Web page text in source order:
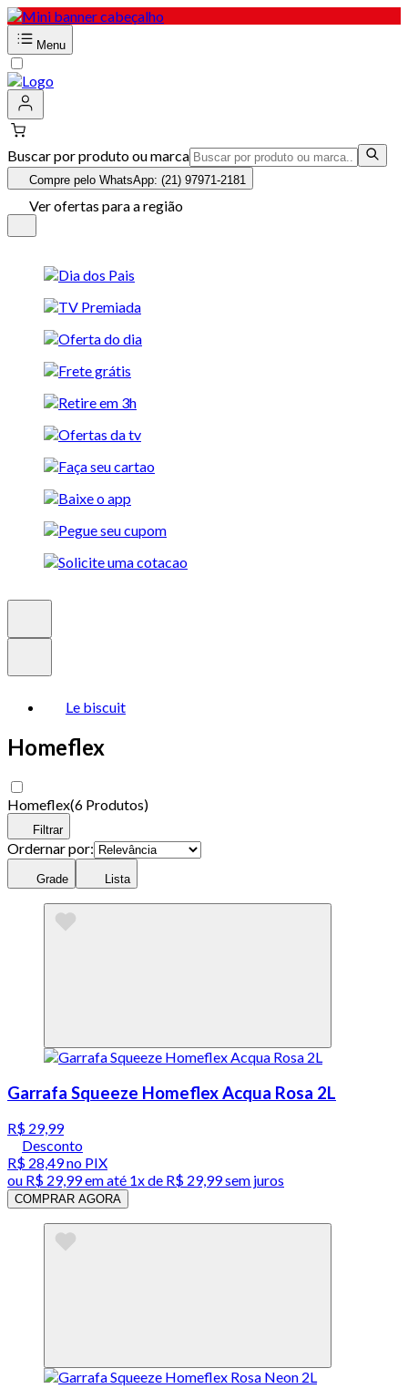
Menu
Buscar por produto ou marca
Compre pelo WhatsApp: (21) 97971-2181
Ver ofertas para a região
Le biscuit
Homeflex
Homeflex(6 Produtos)
Filtrar
Ordernar por:
Grade Lista
Garrafa Squeeze Homeflex Acqua Rosa 2L
R$ 29,99
Desconto
R$ 28,49no PIX
ou R$ 29,99em até 1x de R$ 29,99sem juros
COMPRAR AGORA